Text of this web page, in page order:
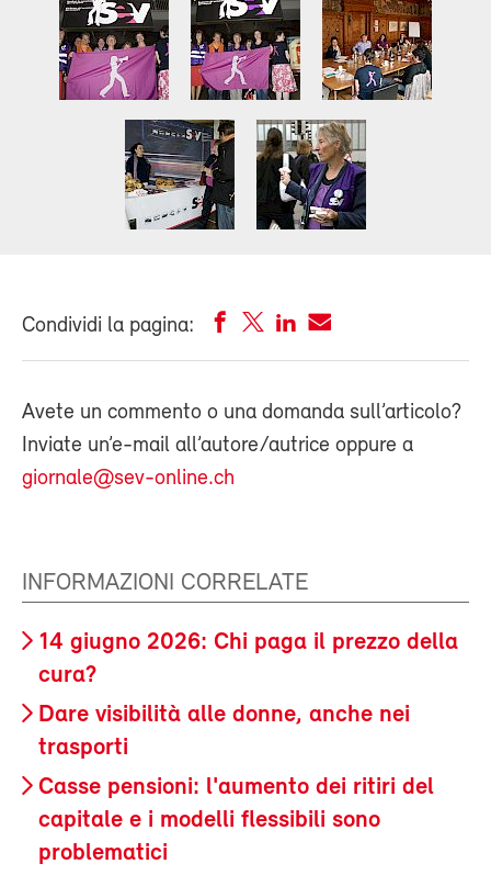
Condividi la pagina:
Avete un commento o una domanda sull’articolo?
Inviate un’e-mail all’autore/autrice oppure a
giornale@sev-online.ch
INFORMAZIONI CORRELATE
14 giugno 2026: Chi paga il prezzo della
cura?
Dare visibilità alle donne, anche nei
trasporti
Casse pensioni: l'aumento dei ritiri del
capitale e i modelli flessibili sono
problematici